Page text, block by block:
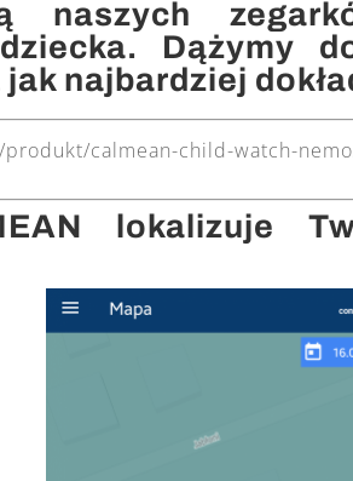
naszych
Dążymy
najbardziej
calmean-child-watch-
lokalizuje